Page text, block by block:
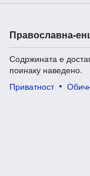
Православна-
Содржината е
поинаку наведено.
Приватност